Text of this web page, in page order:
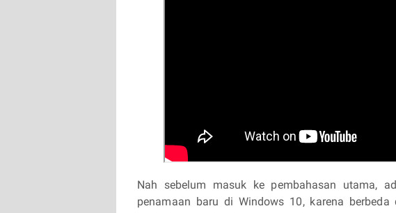
Nah sebelum masuk ke pembahasan utama,
penamaan baru di Windows 10, karena